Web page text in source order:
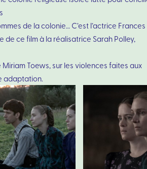
de la colonie… C’est l’actrice Frances
de ce film à la réalisatrice Sarah Polley,
Miriam Toews, sur les violences faites aux
adaptation.